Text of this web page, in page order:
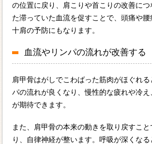
の位置に戻り、肩こりや首こりの改善につ
た滞っていた血流を促すことで、頭痛や
十肩の予防にもなります。
血流やリンパの流れが改善する
肩甲骨はがしでこわばった筋肉がほぐれ
パの流れが良くなり、慢性的な疲れや冷
が期待できます。
また、肩甲骨の本来の動きを取り戻すこ
り、自律神経が整います。呼吸が深くな